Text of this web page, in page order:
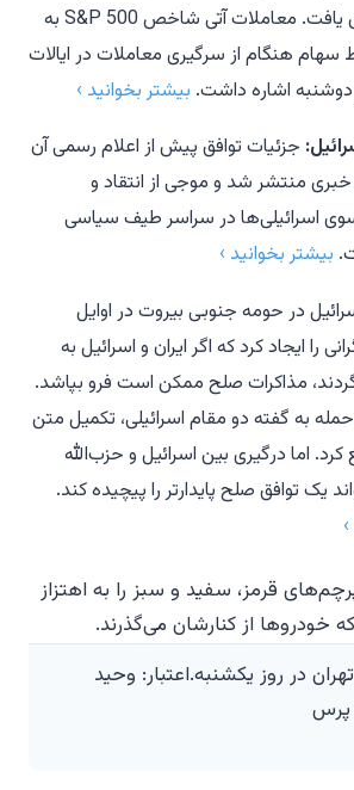
می‌کند، کاهش یافت. معاملات آتی شاخص S&P 500 به
هنگام از سرگیری معاملات در ایالات
اشاره داشت. بیشتر بخوانید ›
جزئیات توافق پیش از اعلام رسمی آن
منتشر شد و موجی از انتقاد و
سوی اسرائیلی‌ها در سراسر طیف سیاسی
بیشتر بخوانید ›
در حومه جنوبی بیروت در اوایل
را ایجاد کرد که اگر ایران و اسرائیل به
مذاکرات صلح ممکن است فرو بپاشد.
به گفته دو مقام اسرائیلی، تکمیل متن
کرد. اما درگیری بین اسرائیل و حزب‌الله
یک توافق صلح پایدارتر را پیچیده کند.
در روز یکشنبه.اعتبار: وحید
پرس